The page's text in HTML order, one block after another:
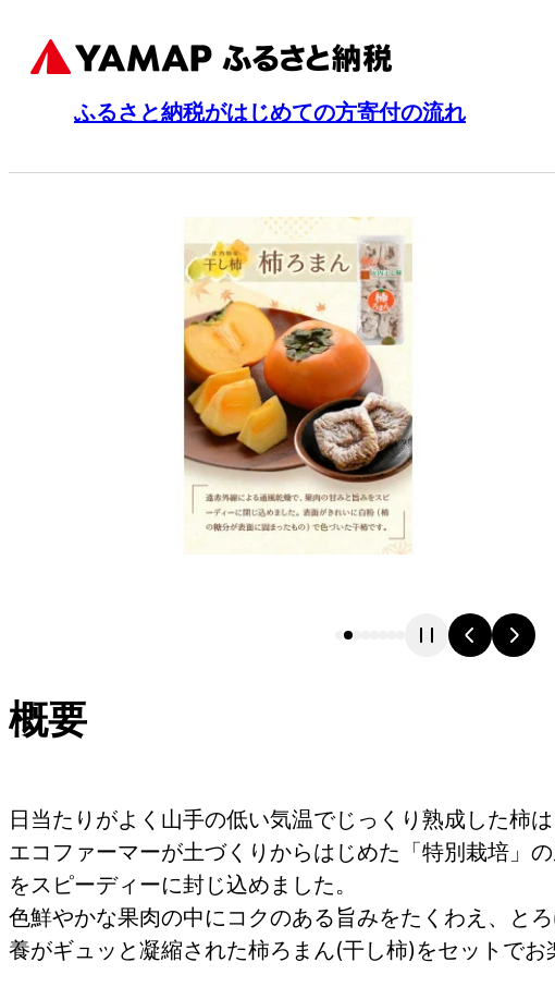
ふるさと納税がはじめての方寄付の流れ
概要
日当たりがよく山手の低い気温でじっくり熟成した柿
エコファーマーが土づくりからはじめた「特別栽培」
をスピーディーに封じ込めました。
色鮮やかな果肉の中にコクのある旨みをたくわえ、と
養がギュッと凝縮された柿ろまん(干し柿)をセットでお